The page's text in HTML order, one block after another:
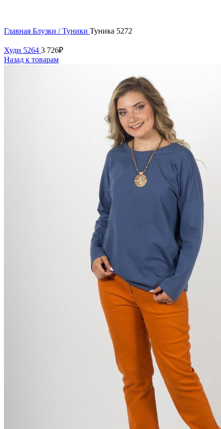
Главная Блузки / Туники Туника 5272
Худи 5264 3 726₽
Назад к товарам